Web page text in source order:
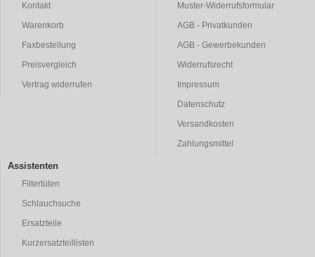
Kontakt
Warenkorb
Faxbestellung
Preisvergleich
Vertrag widerrufen
Muster-Widerrufsformular
AGB - Privatkunden
AGB - Gewerbekunden
Widerrufsrecht
Impressum
Datenschutz
Versandkosten
Zahlungsmittel
Assistenten
Filtertüten
Schlauchsuche
Ersatzteile
Kurzersatzteillisten